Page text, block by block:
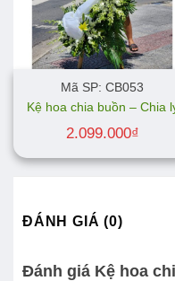
Mã SP: CB053
Kệ hoa chia buồn – Chia
2.099.000₫
ĐÁNH GIÁ (0)
Đánh giá Kệ hoa